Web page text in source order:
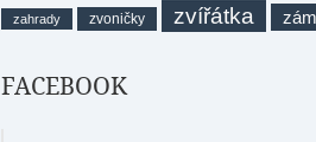
zahrady zvoničky zvířátka
FACEBOOK